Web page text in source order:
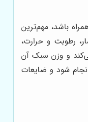
باشد، مهم‌ترین
رطوبت و حرارت،
و وزن سبک آن
شود و ضایعات